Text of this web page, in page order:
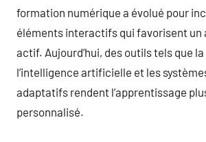
formation numérique a évolué pour
éléments interactifs qui favorisent un
actif. Aujourd’hui, des outils tels que
l’intelligence artificielle et les
adaptatifs rendent l’apprentissage
personnalisé.